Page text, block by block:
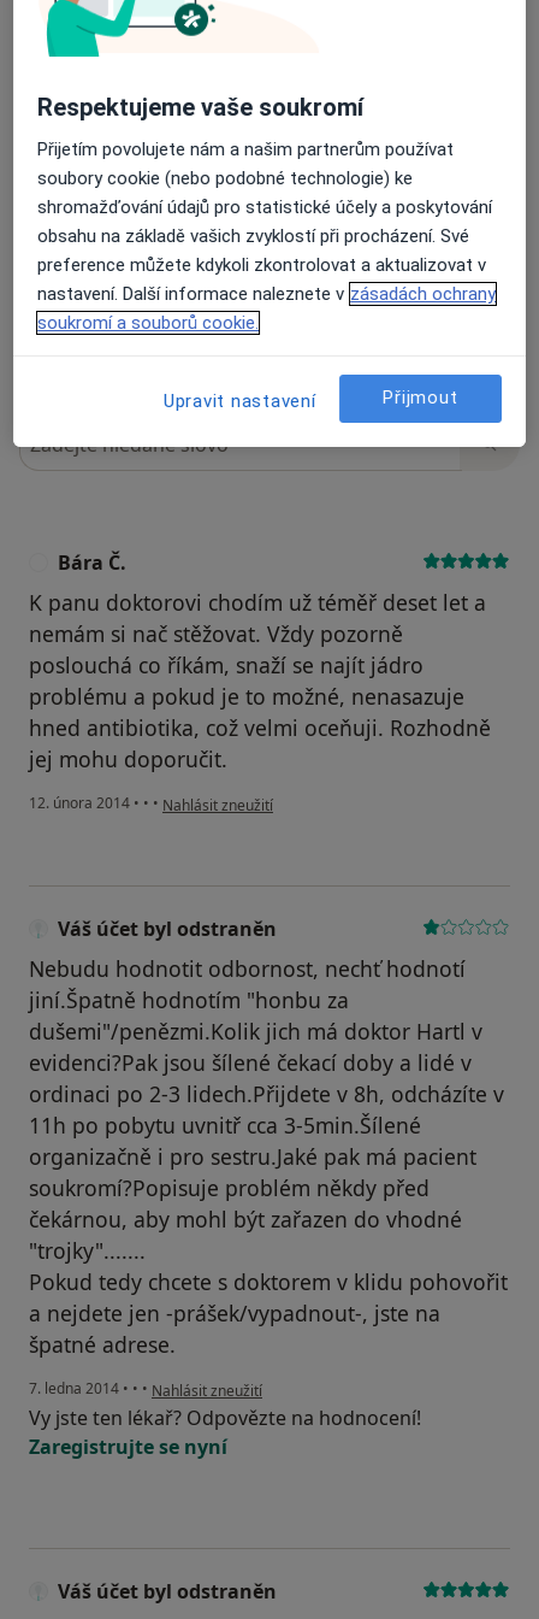
32 názorů
Recenze pacientů jsou pro nás důležité.
Specialisté nemají možnost zaplatit za
odstranění nebo změnu recenze pacienta.
Další informace.Další informace o názorech
Bára Č.
K panu doktorovi chodím už téměř deset let a
nemám si nač stěžovat. Vždy pozorně
poslouchá co říkám, snaží se najít jádro
problému a pokud je to možné, nenasazuje
hned antibiotika, což velmi oceňuji. Rozhodně
jej mohu doporučit.
12. února 2014 • • • podle názoru uživatele Bára Č.
Nahlásit zneužití
Váš účet byl odstraněn
Nebudu hodnotit odbornost, nechť hodnotí
jiní.Špatně hodnotím "honbu za
dušemi"/penězmi.Kolik jich má doktor Hartl v
evidenci?Pak jsou šílené čekací doby a lidé v
ordinaci po 2-3 lidech.Přijdete v 8h, odcházíte v
11h po pobytu uvnitř cca 3-5min.Šílené
organizačně i pro sestru.Jaké pak má pacient
soukromí?Popisuje problém někdy před
čekárnou, aby mohl být zařazen do vhodné
"trojky".......
Pokud tedy chcete s doktorem v klidu pohovořit
a nejdete jen -prášek/vypadnout-, jste na
špatné adrese.
7. ledna 2014 • • • podle názoru uživatele Váš účet byl odstraněn
Nahlásit zneužití
Vy jste ten lékař? Odpovězte na hodnocení!
Zaregistrujte se nyní
Váš účet byl odstraněn
Respektujeme vaše soukromí
Přijetím povolujete nám a našim partnerům používat
soubory cookie (nebo podobné technologie) ke
shromažďování údajů pro statistické účely a poskytování
obsahu na základě vašich zvyklostí při procházení. Své
preference můžete kdykoli zkontrolovat a aktualizovat v
nastavení. Další informace naleznete v zásadách ochrany
soukromí a souborů cookie.
Upravit nastavení Přijmout